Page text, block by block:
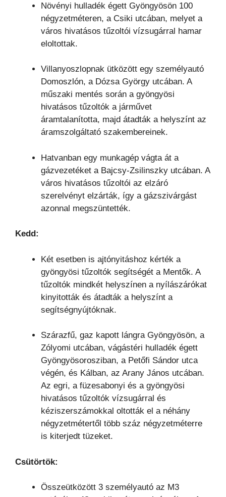
Növényi hulladék égett Gyöngyösön 100
négyzetméteren, a Csiki utcában, melyet a
város hivatásos tűzoltói vízsugárral hamar
eloltottak.
Villanyoszlopnak ütközött egy személyautó
Domoszlón, a Dózsa György utcában. A
műszaki mentés során a gyöngyösi
hivatásos tűzoltók a járművet
áramtalanította, majd átadták a helyszínt az
áramszolgáltató szakembereinek.
Hatvanban egy munkagép vágta át a
gázvezetéket a Bajcsy-Zsilinszky utcában. A
város hivatásos tűzoltói az elzáró
szerelvényt elzárták, így a gázszivárgást
azonnal megszüntették.
Kedd:
Két esetben is ajtónyitáshoz kérték a
gyöngyösi tűzoltók segítségét a Mentők. A
tűzoltók mindkét helyszínen a nyílászárókat
kinyitották és átadták a helyszínt a
segítségnyújtóknak.
Szárazfű, gaz kapott lángra Gyöngyösön, a
Zólyomi utcában, vágástéri hulladék égett
Gyöngyösorosziban, a Petőfi Sándor utca
végén, és Kálban, az Arany János utcában.
Az egri, a füzesabonyi és a gyöngyösi
hivatásos tűzoltók vízsugárral és
kéziszerszámokkal oltották el a néhány
négyzetmétertől több száz négyzetméterre
is kiterjedt tüzeket.
Csütörtök:
Összeütközött 3 személyautó az M3